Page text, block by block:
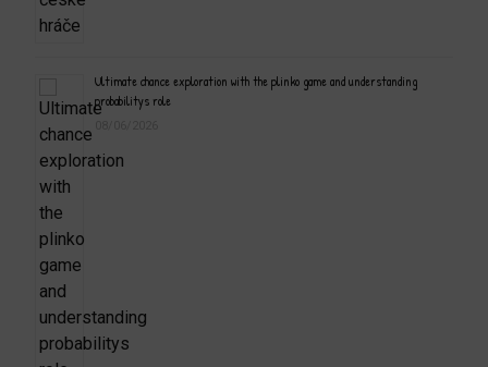
Ultimate chance exploration with the plinko game and understanding
probabilitys role